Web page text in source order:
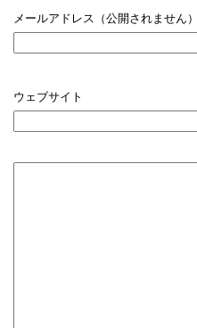
メールアドレス（公開されません）
ウェブサイト